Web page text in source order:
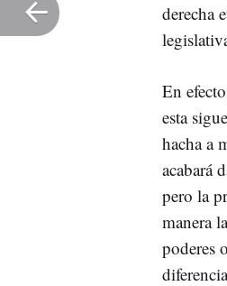
derecha
En
esta
hacha a
acabará
pero la
manera
poderes